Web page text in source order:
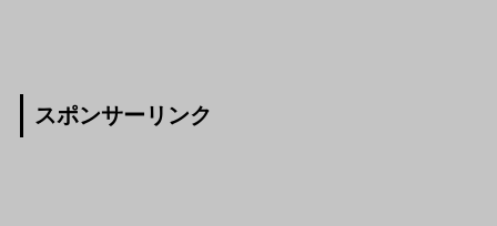
スポンサーリンク